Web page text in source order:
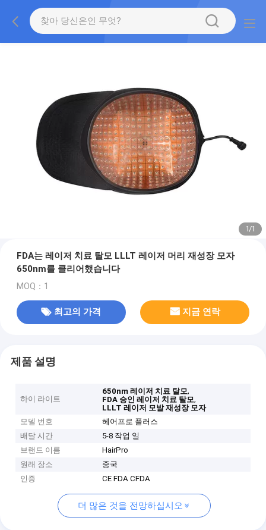
1/1
FDA는 레이저 치료 탈모 LLLT 레이저 머리 재성장 모자
650nm를 클리어했습니다
MOQ：1
최고의 가격 지금 연락
제품 설명
하이 라이트
650nm 레이저 치료 탈모,
FDA 승인 레이저 치료 탈모,
LLLT 레이저 모발 재성장 모자
모델 번호
헤어프로 플러스
배달 시간
5-8 작업 일
브랜드 이름
HairPro
원래 장소
중국
인증
CE FDA CFDA
더 많은 것을 전망하십시오